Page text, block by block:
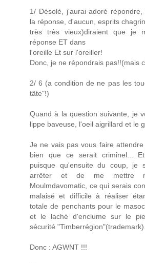
1/ Désolé, j'aurai adoré
la réponse, d'aucun, esprits
très très vieux)diraient que je
réponse ET dans
l'oreille Et sur l'oreiller!
Donc, je ne répondrais pas!!(mais
2/6 (a condition de ne pas les
tâte"!)
Quand à la question suivante, je
lippe baveuse, l'oeil aigrillard et le
Je ne vais pas vous faire
bien que ce serait criminel...
puisque qu'ensuite du coup, je
arrêter et de me mettre
Moulmdavomatic, ce qui serais
malaisé et difficile à réaliser
totale de penchants pour le
et le laché d'enclume sur le
sécurité "Timberrégion"(trademark).
Donc : AGWNT !!!